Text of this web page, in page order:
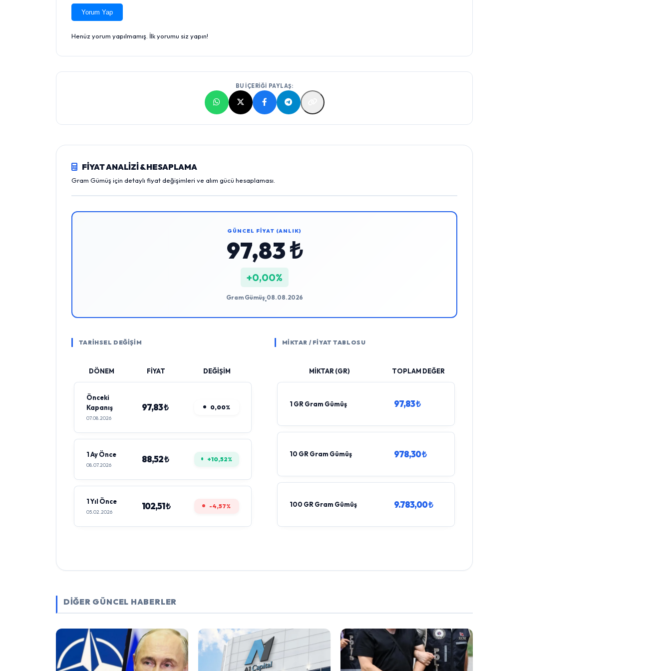
Yorum Yap
Henüz yorum yapılmamış. İlk yorumu siz yapın!
BU İÇERİĞİ PAYLAŞ:
FİYAT ANALİZİ & HESAPLAMA
Gram Gümüş için detaylı fiyat değişimleri ve alım gücü hesaplaması.
GÜNCEL FİYAT (ANLIK)
97,83 ₺
+0,00%
Gram Gümüş•08.08.2026
TARİHSEL DEĞİŞİM
DÖNEM FİYAT DEĞİŞİM
Önceki
Kapanış
07.08.2026
97,83 ₺ 0,00%
1 Ay Önce
08.07.2026
88,52 ₺ +10,52%
1 Yıl Önce
05.02.2026
102,51 ₺ -4,57%
MİKTAR / FİYAT TABLOSU
MİKTAR (GR) TOPLAM DEĞER
1 GR Gram Gümüş 97,83 ₺
10 GR Gram Gümüş 978,30 ₺
100 GR Gram Gümüş 9.783,00 ₺
DİĞER GÜNCEL HABERLER